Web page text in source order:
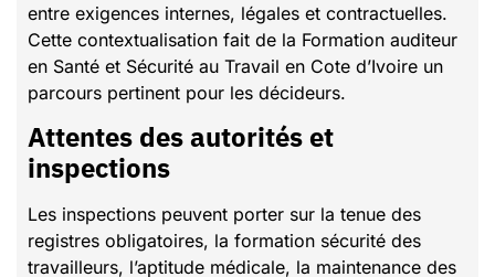
entre exigences internes, légales et contractuelles.
Cette contextualisation fait de la Formation auditeur
en Santé et Sécurité au Travail en Cote d’Ivoire un
parcours pertinent pour les décideurs.
Attentes des autorités et
inspections
Les inspections peuvent porter sur la tenue des
registres obligatoires, la formation sécurité des
travailleurs, l’aptitude médicale, la maintenance des